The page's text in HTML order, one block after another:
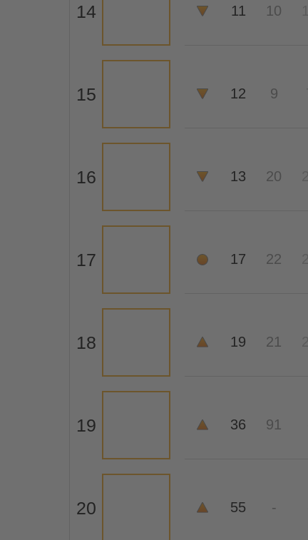
14 11 10
15 12 9
16 13 20
17 17 22
18 19 21
19 36 91
20 55 -